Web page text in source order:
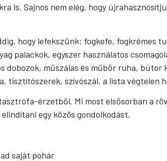
is. Sajnos nem elég, hogy
hogy lefekszünk: fogkefe, fogkrémes
palackok, egyszer használatos
dobozok, műszálas és műbőr ruha, bútor
tisztítószerek, szívószál, a lista végtelen
érzetből. Mi most elsősorban a
egy közös gondolkodást.
saját pohár